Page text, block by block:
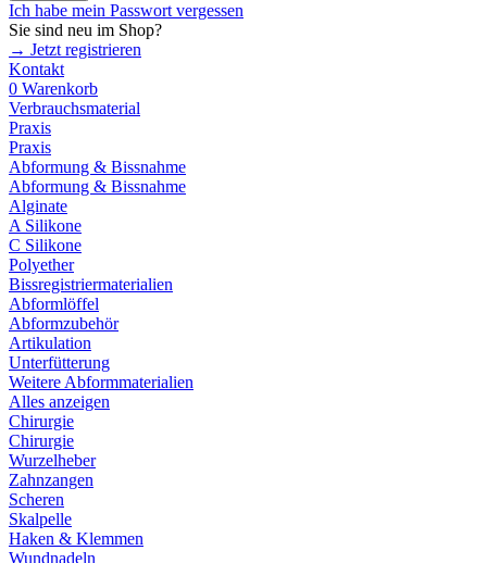
Ich habe mein Passwort vergessen
Sie sind neu im Shop?
→ Jetzt registrieren
Kontakt
0 Warenkorb
Verbrauchsmaterial
Praxis
Praxis
Abformung & Bissnahme
Abformung & Bissnahme
Alginate
A Silikone
C Silikone
Polyether
Bissregistriermaterialien
Abformlöffel
Abformzubehör
Artikulation
Unterfütterung
Weitere Abformmaterialien
Alles anzeigen
Chirurgie
Chirurgie
Wurzelheber
Zahnzangen
Scheren
Skalpelle
Haken & Klemmen
Wundnadeln